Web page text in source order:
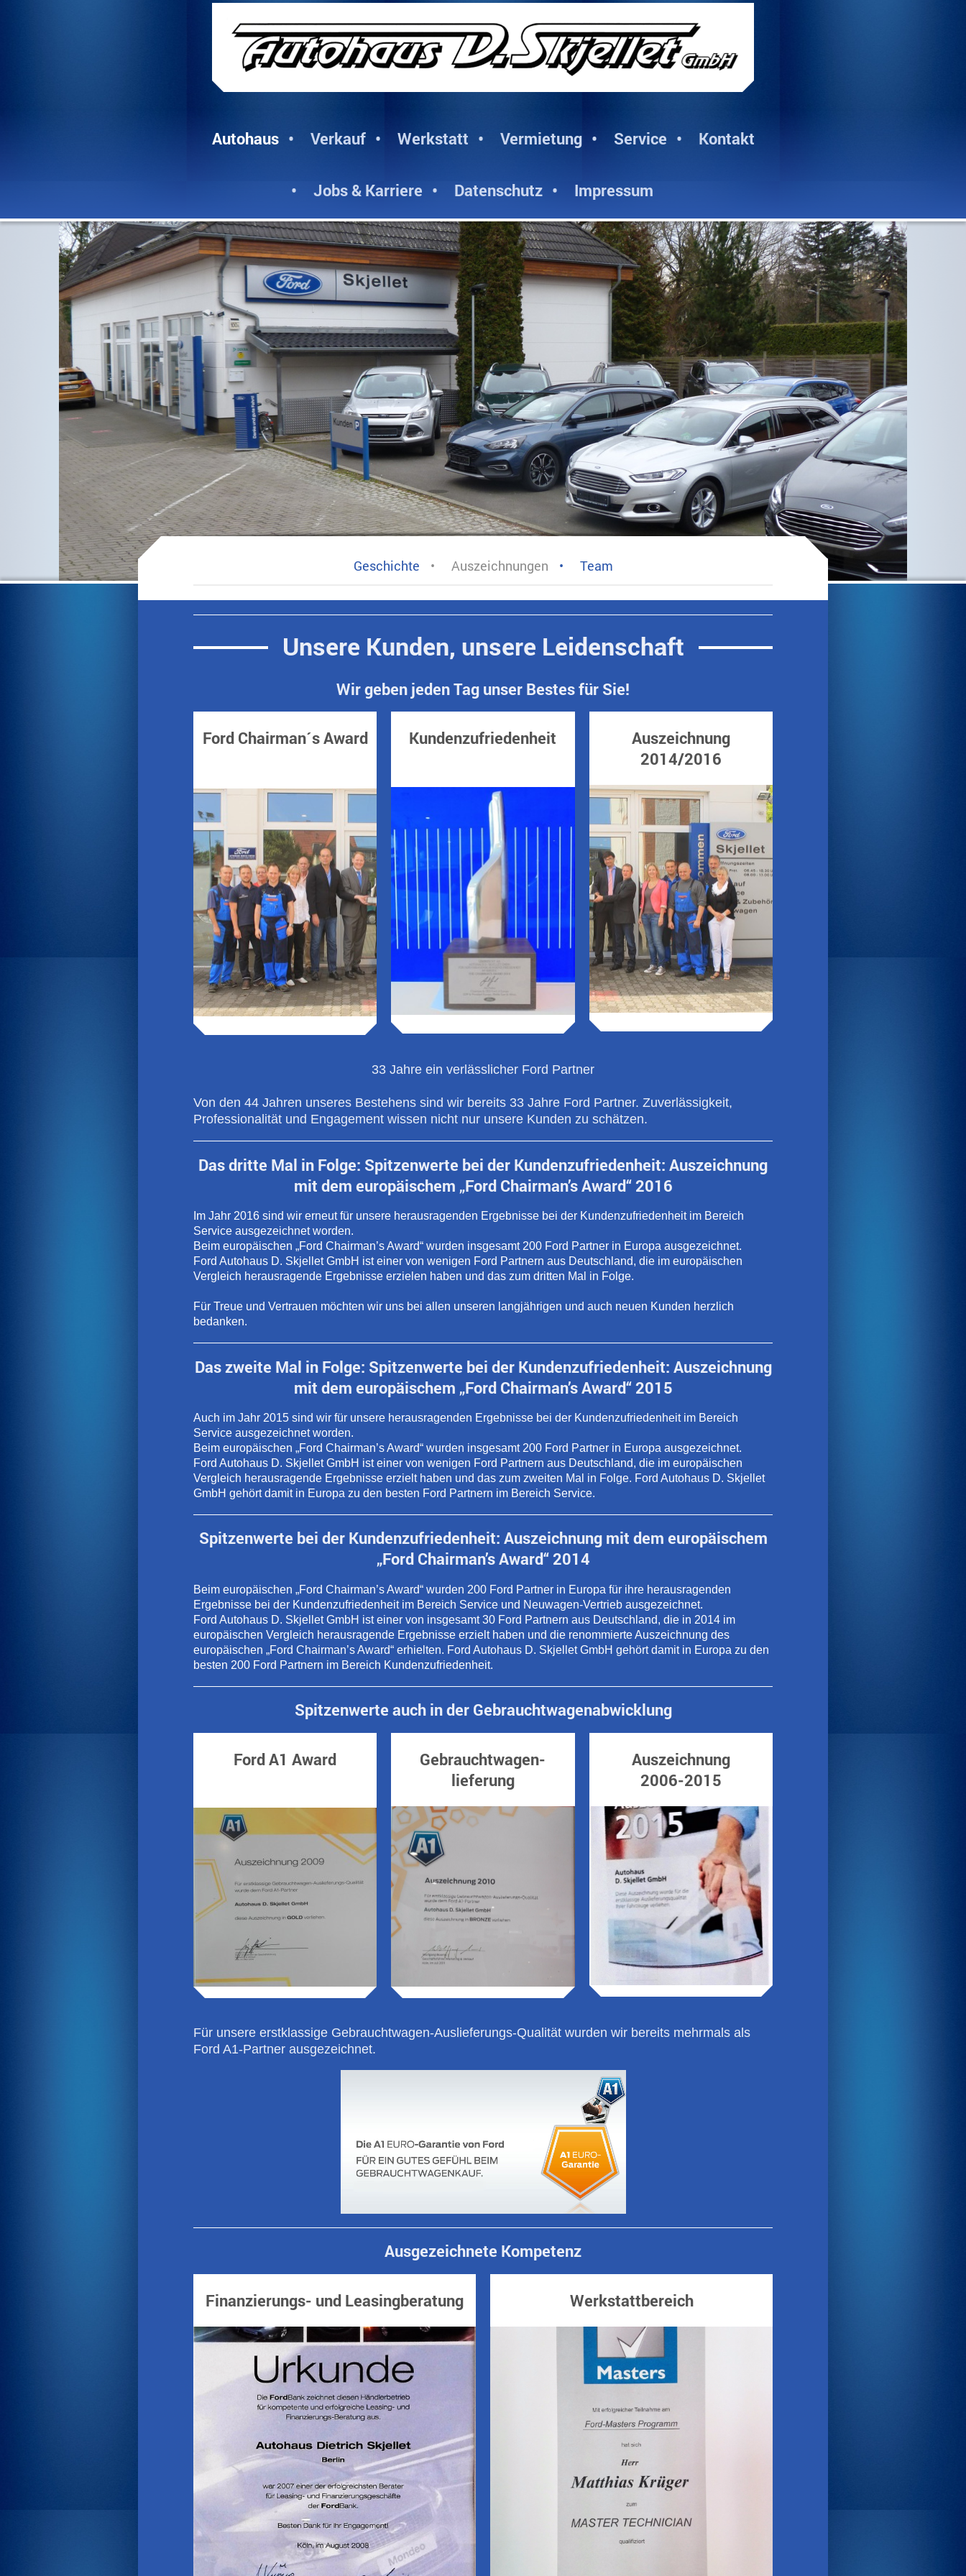
Autohaus Verkauf Werkstatt Vermietung Service Kontakt
Jobs & Karriere Datenschutz Impressum
Geschichte Auszeichnungen Team
Unsere Kunden, unsere Leidenschaft
Wir geben jeden Tag unser Bestes für Sie!
Ford Chairman´s Award Kundenzufriedenheit
Auszeichnung
2014/2016
33 Jahre ein verlässlicher Ford Partner
Von den 44 Jahren unseres Bestehens sind wir bereits 33 Jahre Ford Partner. Zuverlässigkeit,
Professionalität und Engagement wissen nicht nur unsere Kunden zu schätzen.
Das dritte Mal in Folge: Spitzenwerte bei der Kundenzufriedenheit: Auszeichnung
mit dem europäischem „Ford Chairman’s Award“ 2016
Im Jahr 2016 sind wir erneut für unsere herausragenden Ergebnisse bei der Kundenzufriedenheit im Bereich
Service ausgezeichnet worden.
Beim europäischen „Ford Chairman’s Award“ wurden insgesamt 200 Ford Partner in Europa ausgezeichnet.
Ford Autohaus D. Skjellet GmbH ist einer von wenigen Ford Partnern aus Deutschland, die im europäischen
Vergleich herausragende Ergebnisse erzielen haben und das zum dritten Mal in Folge.
Für Treue und Vertrauen möchten wir uns bei allen unseren langjährigen und auch neuen Kunden herzlich
bedanken.
Das zweite Mal in Folge: Spitzenwerte bei der Kundenzufriedenheit: Auszeichnung
mit dem europäischem „Ford Chairman’s Award“ 2015
Auch im Jahr 2015 sind wir für unsere herausragenden Ergebnisse bei der Kundenzufriedenheit im Bereich
Service ausgezeichnet worden.
Beim europäischen „Ford Chairman’s Award“ wurden insgesamt 200 Ford Partner in Europa ausgezeichnet.
Ford Autohaus D. Skjellet GmbH ist einer von wenigen Ford Partnern aus Deutschland, die im europäischen
Vergleich herausragende Ergebnisse erzielt haben und das zum zweiten Mal in Folge. Ford Autohaus D. Skjellet
GmbH gehört damit in Europa zu den besten Ford Partnern im Bereich Service.
Spitzenwerte bei der Kundenzufriedenheit: Auszeichnung mit dem europäischem
„Ford Chairman’s Award“ 2014
Beim europäischen „Ford Chairman’s Award“ wurden 200 Ford Partner in Europa für ihre herausragenden
Ergebnisse bei der Kundenzufriedenheit im Bereich Service und Neuwagen-Vertrieb ausgezeichnet.
Ford Autohaus D. Skjellet GmbH ist einer von insgesamt 30 Ford Partnern aus Deutschland, die in 2014 im
europäischen Vergleich herausragende Ergebnisse erzielt haben und die renommierte Auszeichnung des
europäischen „Ford Chairman’s Award“ erhielten. Ford Autohaus D. Skjellet GmbH gehört damit in Europa zu den
besten 200 Ford Partnern im Bereich Kundenzufriedenheit.
Spitzenwerte auch in der Gebrauchtwagenabwicklung
Ford A1 Award
Gebrauchtwagen-
lieferung
Auszeichnung
2006-2015
Für unsere erstklassige Gebrauchtwagen-Auslieferungs-Qualität wurden wir bereits mehrmals als
Ford A1-Partner ausgezeichnet.
Ausgezeichnete Kompetenz
Finanzierungs- und Leasingberatung Werkstattbereich